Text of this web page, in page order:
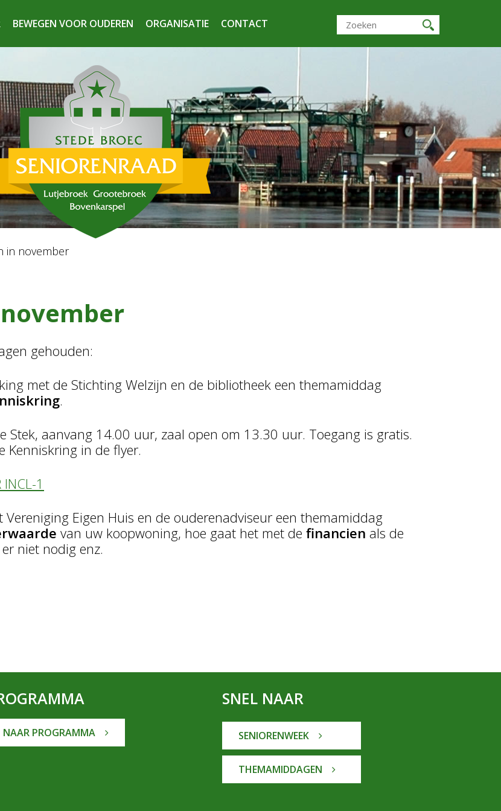
BEWEGEN VOOR OUDEREN ORGANISATIE CONTACT
in november
gehouden:
met de Stichting Welzijn en de bibliotheek een themamiddag
.
Stek, aanvang 14.00 uur, zaal open om 13.30 uur. Toegang is gratis.
Kenniskring in de flyer.
1
Eigen Huis en de ouderenadviseur een themamiddag
van uw koopwoning, hoe gaat het met de financien als de
niet nodig enz.
NAAR PROGRAMMA
SNEL NAAR
SENIORENWEEK
THEMAMIDDAGEN